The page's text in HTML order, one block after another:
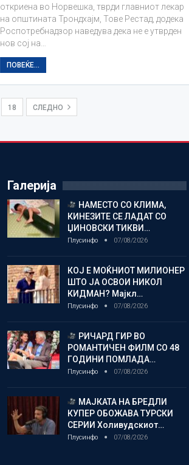
откриена во Норвешка, тврди главниот лекар
на општината Трондхајм, Тове Рестад, додека
Роспотребнадзор наведува дека не е утврден
нов сој на…
ПОВЕЌЕ...
18 СЛЕДНО
Галерија
НАМЕСТО СО КЛИМА,
КИНЕЗИТЕ СЕ ЛАДАТ СО
ЏИНОВСКИ ТИКВИ…
Плусинфо 07/08/2026
КОЈ Е МОЌНИОТ МИЛИОНЕР
ШТО ЈА ОСВОИ НИКОЛ
КИДМАН? Мајкл…
Плусинфо 07/08/2026
РИЧАРД ГИР ВО
РОМАНТИЧЕН ФИЛМ СО 48
ГОДИНИ ПОМЛАДА…
Плусинфо 07/08/2026
МАЈКАТА НА БРЕДЛИ
КУПЕР ОБОЖАВА ТУРСКИ
СЕРИИ Холивудскиот…
Плусинфо 07/08/2026